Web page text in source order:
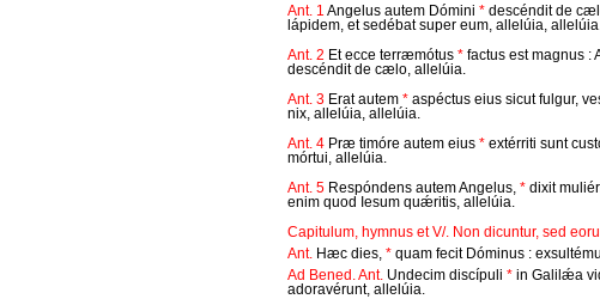
Ant. 1 Angelus autem Dómini * descéndit de
lápidem, et sedébat super eum, allelúia,
Ant. 2 Et ecce terræmótus * factus est magnus :
descéndit de cælo, allelúia.
Ant. 3 Erat autem * aspéctus eius sicut fulgur,
nix, allelúia, allelúia.
Ant. 4 Præ timóre autem eius * extérriti sunt
mórtui, allelúia.
Ant. 5 Respóndens autem Angelus, * dixit
enim quod Iesum quǽritis, allelúia.
Capitulum, hymnus et V/. Non dicuntur, sed
Ant. Hæc dies, * quam fecit Dóminus :
Ad Bened. Ant. Undecim discípuli * in Galilǽa
adoravérunt, allelúia.